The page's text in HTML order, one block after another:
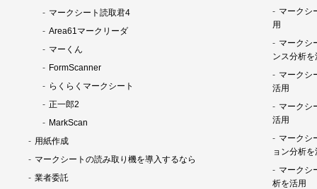
マークシート読取君4
Area61マークリーダ
マーくん
FormScanner
らくらくマークシート
正一郎2
MarkScan
用紙作成
マークシートの読み取り機を導入するなら
業者委託
マークシ
用
マークシ
ンス分析を
マークシ
活用
マークシ
活用
マークシ
ョン分析
マークシ
析を活用